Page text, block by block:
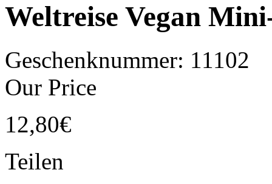
Weltreise Vegan
Geschenknummer: 11102
Our Price
12,80€
Teilen